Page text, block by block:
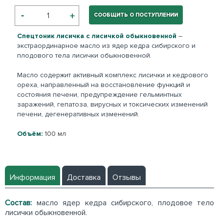
Спецтоник лисичка с лисичкой обыкновенной –
экстраординарное масло из ядер кедра сибирского и
плодового тела лисички обыкновенной.
Масло содержит активный комплекс лисички и кедрового
ореха, направленный на восстановление функций и
состояния печени, предупреждение гельминтных
заражений, гепатоза, вирусных и токсических изменений
печени, дегенеративных изменений.
Объём: 100 мл
СООБЩИТЬ О ПОСТУПЛЕНИИ
Информация Доставка Отзывы
Состав: масло ядер кедра сибирского, плодовое тело
лисички обыкновенной.